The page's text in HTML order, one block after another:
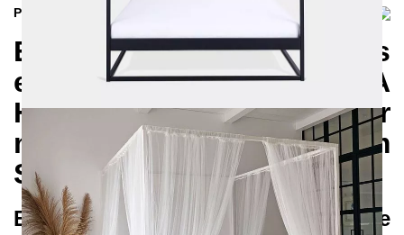
Produktinformationen
Entdecken Sie das
exklusive SIDERA
Himmelbett für
mediterranes Flair in Ihrem
Schlafzimmer
Einzigartiges Design und höchste